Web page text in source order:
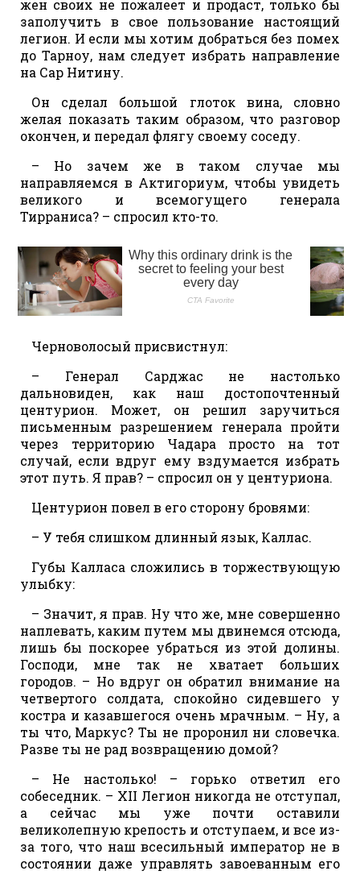
жен своих не пожалеет и продаст, только бы
заполучить в свое пользование настоящий
легион. И если мы хотим добраться без помех
до Тарноу, нам следует избрать направление
на Сар Нитину.
Он сделал большой глоток вина, словно
желая показать таким образом, что разговор
окончен, и передал флягу своему соседу.
– Но зачем же в таком случае мы
направляемся в Актигориум, чтобы увидеть
великого и всемогущего генерала
Тирраниса? – спросил кто-то.
Черноволосый присвистнул:
– Генерал Сарджас не настолько
дальновиден, как наш достопочтенный
центурион. Может, он решил заручиться
письменным разрешением генерала пройти
через территорию Чадара просто на тот
случай, если вдруг ему вздумается избрать
этот путь. Я прав? – спросил он у центуриона.
Центурион повел в его сторону бровями:
– У тебя слишком длинный язык, Каллас.
Губы Калласа сложились в торжествующую
улыбку:
– Значит, я прав. Ну что же, мне совершенно
наплевать, каким путем мы двинемся отсюда,
лишь бы поскорее убраться из этой долины.
Господи, мне так не хватает больших
городов. – Но вдруг он обратил внимание на
четвертого солдата, спокойно сидевшего у
костра и казавшегося очень мрачным. – Ну, а
ты что, Маркус? Ты не проронил ни словечка.
Разве ты не рад возвращению домой?
– Не настолько! – горько ответил его
собеседник. – XII Легион никогда не отступал,
а сейчас мы уже почти оставили
великолепную крепость и отступаем, и все из-
за того, что наш всесильный император не в
состоянии даже управлять завоеванным его